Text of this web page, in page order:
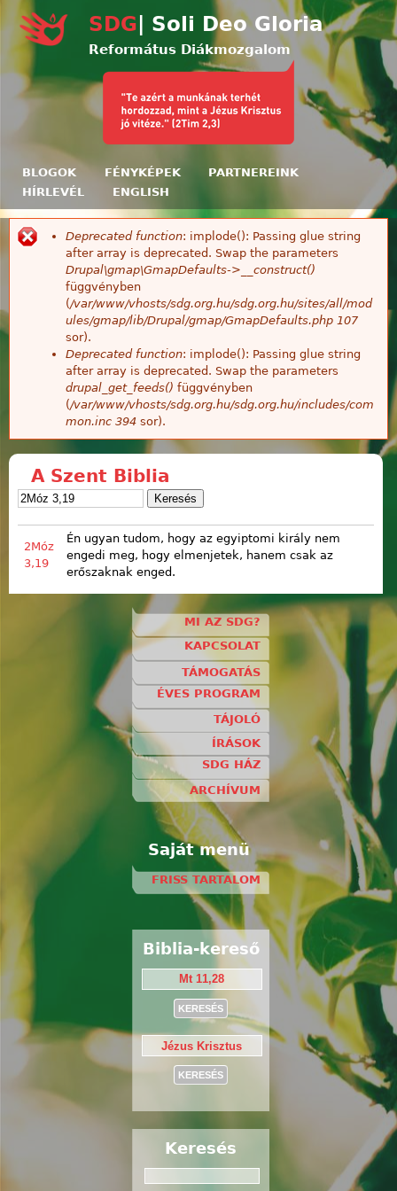
Ugrás a tartalomra
SDG | Soli Deo Gloria
Református Diákmozgalom
BLOGOK FÉNYKÉPEK
PARTNEREINK
HÍRLEVÉL
ENGLISH
Hibaüzenet
Deprecated function: implode(): Passing glue string
after array is deprecated. Swap the parameters
Drupal\gmap\GmapDefaults->__construct()
függvényben
(/var/www/vhosts/sdg.org.hu/sdg.org.hu/sites/all/mod
ules/gmap/lib/Drupal/gmap/GmapDefaults.php 107
sor).
Deprecated function: implode(): Passing glue string
after array is deprecated. Swap the parameters
drupal_get_feeds() függvényben
(/var/www/vhosts/sdg.org.hu/sdg.org.hu/includes/com
mon.inc 394 sor).
A Szent Biblia
2Móz
3,19
Én ugyan tudom, hogy az egyiptomi király nem
engedi meg, hogy elmenjetek, hanem csak az
erőszaknak enged.
MI AZ SDG?
KAPCSOLAT
TÁMOGATÁS
ÉVES PROGRAM
TÁJOLÓ
ÍRÁSOK
SDG HÁZ
ARCHÍVUM
Saját menü
FRISS TARTALOM
Biblia-kereső
Keresés